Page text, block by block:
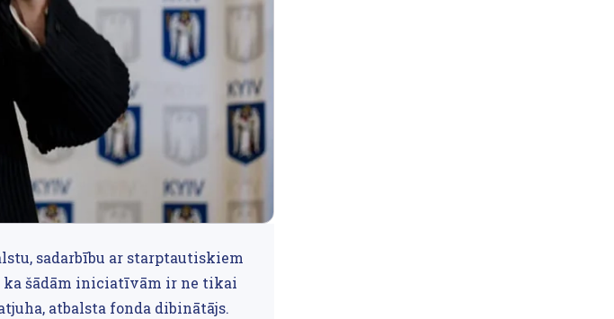
sadarbību ar starptautiskiem
ka šādām iniciatīvām ir ne tikai
atbalsta fonda dibinātājs.